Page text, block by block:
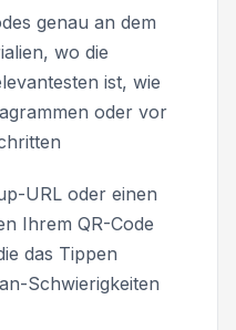
genau an dem
wo die
ist, wie
oder vor
URL oder einen
Ihrem QR-Code
das Tippen
Schwierigkeiten